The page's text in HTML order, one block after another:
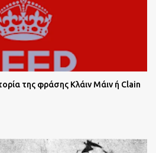
της φράσης Κλάιν Μάιν ή Clain